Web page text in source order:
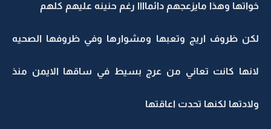
خواتها وهذا مايزعجهم دائماااا رغم حنينه عليهم كلهم
لكن ظروف اريج وتعبها ومشوارها وفي ظروفها الصحيه
لانها كانت تعاني من عرج بسيط في ساقها الايمن منذ
ولادتها لكنها تحدت اعاقتها